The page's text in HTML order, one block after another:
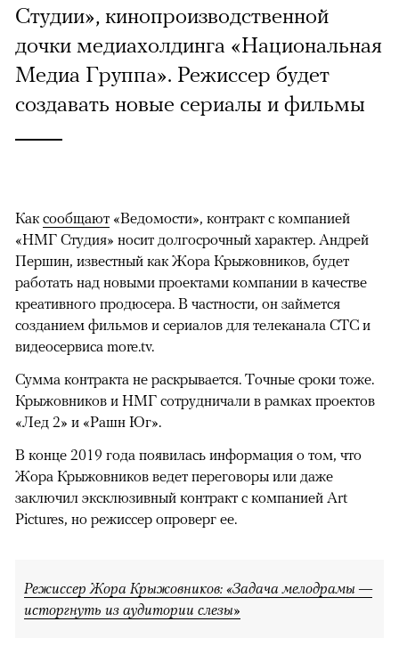
Студии», кинопроизводственной
дочки медиахолдинга «Национальная
Медиа Группа». Режиссер будет
создавать новые сериалы и фильмы
Как сообщают «Ведомости», контракт с компанией
«НМГ Студия» носит долгосрочный характер. Андрей
Першин, известный как Жора Крыжовников, будет
работать над новыми проектами компании в качестве
креативного продюсера. В частности, он займется
созданием фильмов и сериалов для телеканала СТС и
видеосервиса more.tv.
Сумма контракта не раскрывается. Точные сроки тоже.
Крыжовников и НМГ сотрудничали в рамках проектов
«Лед 2» и «Рашн Юг».
В конце 2019 года появилась информация о том, что
Жора Крыжовников ведет переговоры или даже
заключил эксклюзивный контракт с компанией Art
Pictures, но режиссер опроверг ее.
Режиссер Жора Крыжовников: «Задача мелодрамы —
исторгнуть из аудитории слезы»